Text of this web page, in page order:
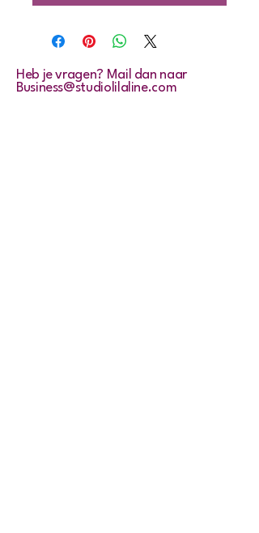
Heb je vragen? Mail dan naar
Business@studiolilaline.com